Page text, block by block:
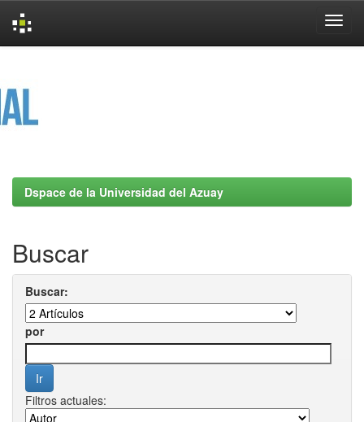
Dspace de la Universidad del Azuay
Buscar
Buscar:
por
Filtros actuales: